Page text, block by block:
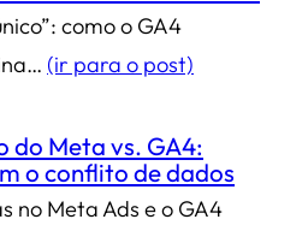
como o GA4
(ir para o post)
do Meta vs. GA4:
o conflito de dados
no Meta Ads e o GA4